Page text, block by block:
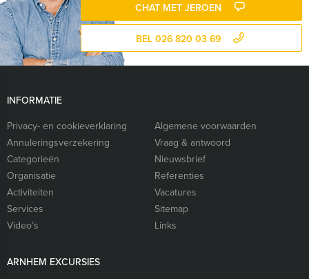
CHAT MET JEROEN
BEL 026 820 03 69
INFORMATIE
Privacy- en cookieverklaring
Algemene voorwaarden
Annuleringsverzekering
Vraag & antwoord
Categorieën
Nieuwsbrief
Organisatie
Referenties
Activiteiten
Vacatures
Services
Sitemap
Video’s
Links
ARNHEM EXCURSIES